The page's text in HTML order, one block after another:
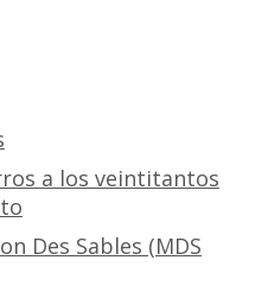
a los veintitantos
Des Sables (MDS